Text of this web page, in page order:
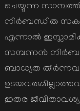
ചെയ്യുന്ന
നിര്‍ബന്ധിത
എന്നാല്‍
സമ്പന്നന്‍
ബാധ്യത
ഇതര